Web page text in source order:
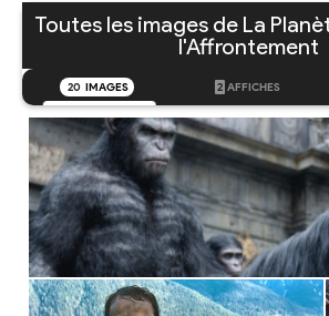
Toutes les images de La
l'Affrontement
20 IMAGES 2 AFFICHES